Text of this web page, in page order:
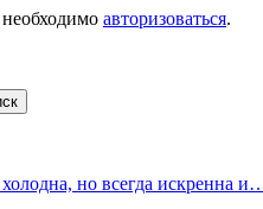
авторизоваться.
но всегда искренна